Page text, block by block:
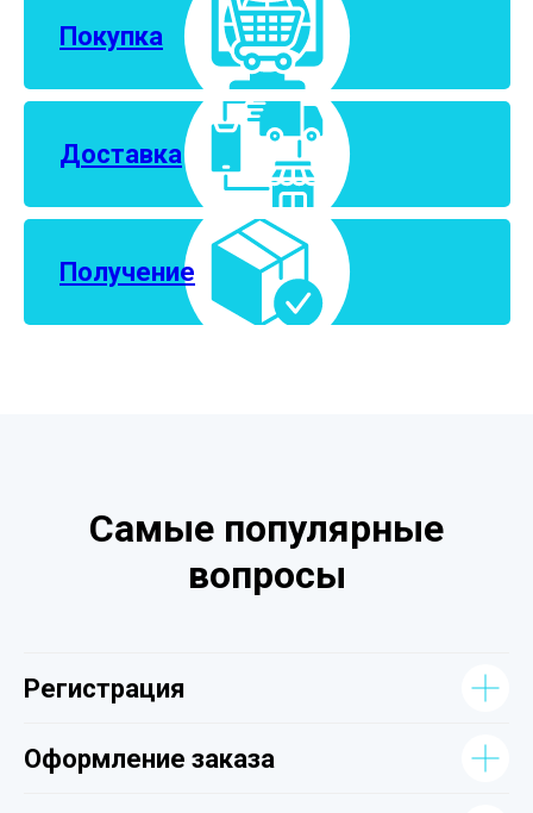
Покупка
Доставка
Получение
Самые популярные
вопросы
Регистрация
Оформление заказа